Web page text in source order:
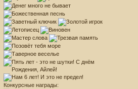
Конкурсные награды: